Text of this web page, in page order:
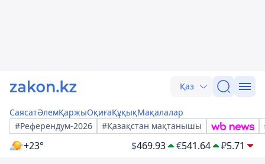
Қаз
СаясатӘлемҚаржыОқиғаҚұқықМақалалар
#Референдум-2026
#Қазақстан мақтанышы
+23° $469.93 €541.64 ₽5.71